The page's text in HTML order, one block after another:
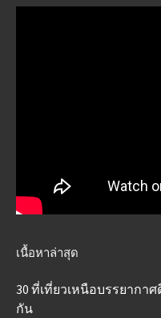
เนื้อหาล่าสุด
30 ที่เที่ยวเหนือบรรยาก
กัน